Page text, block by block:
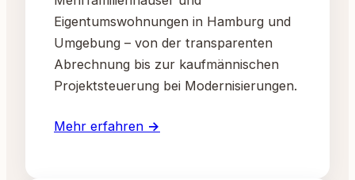
Eigentumswohnungen in Hamburg und
Umgebung – von der transparenten
Abrechnung bis zur kaufmännischen
Projektsteuerung bei Modernisierungen.
Mehr erfahren →